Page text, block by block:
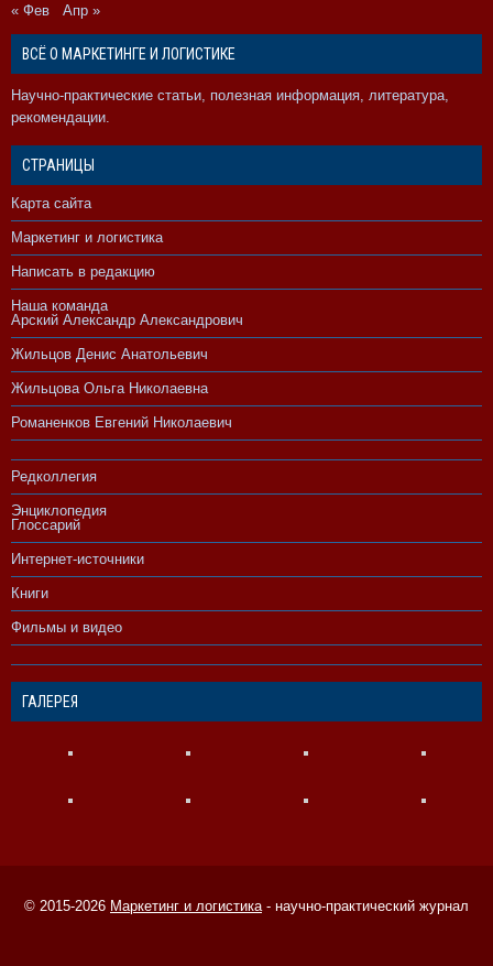
« Фев
Апр »
ВСЁ О МАРКЕТИНГЕ И ЛОГИСТИКЕ
Научно-практические статьи, полезная информация, литература,
рекомендации.
СТРАНИЦЫ
Карта сайта
Маркетинг и логистика
Написать в редакцию
Наша команда
Арский Александр Александрович
Жильцов Денис Анатольевич
Жильцова Ольга Николаевна
Романенков Евгений Николаевич
Редколлегия
Энциклопедия
Глоссарий
Интернет-источники
Книги
Фильмы и видео
ГАЛЕРЕЯ
© 2015-2026 Маркетинг и логистика- научно-практический журнал